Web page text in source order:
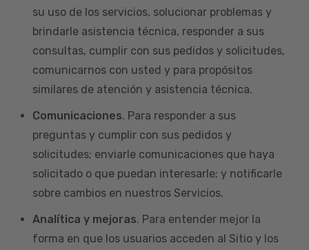
su uso de los servicios, solucionar problemas y
brindarle asistencia técnica, responder a sus
consultas, cumplir con sus pedidos y solicitudes,
comunicarnos con usted y para propósitos
similares de atención y asistencia técnica.
Comunicaciones. Para responder a sus
preguntas y cumplir con sus pedidos y
solicitudes; enviarle comunicaciones que haya
solicitado o que puedan interesarle; y notificarle
sobre cambios en nuestros Servicios.
Analítica y mejoras. Para entender mejor la
forma en que los usuarios acceden al Sitio y los